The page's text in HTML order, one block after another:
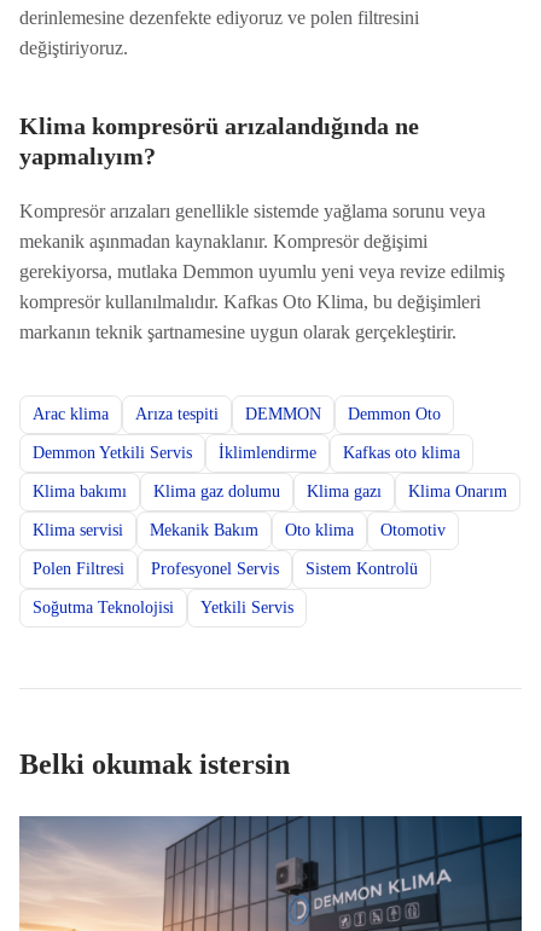
derinlemesine dezenfekte ediyoruz ve polen filtresini
değiştiriyoruz.
Klima kompresörü arızalandığında ne
yapmalıyım?
Kompresör arızaları genellikle sistemde yağlama sorunu veya
mekanik aşınmadan kaynaklanır. Kompresör değişimi
gerekiyorsa, mutlaka Demmon uyumlu yeni veya revize edilmiş
kompresör kullanılmalıdır. Kafkas Oto Klima, bu değişimleri
markanın teknik şartnamesine uygun olarak gerçekleştirir.
Arac klima Arıza tespiti DEMMON Demmon Oto
Demmon Yetkili Servis İklimlendirme Kafkas oto klima
Klima bakımı Klima gaz dolumu Klima gazı Klima Onarım
Klima servisi Mekanik Bakım Oto klima Otomotiv
Polen Filtresi Profesyonel Servis Sistem Kontrolü
Soğutma Teknolojisi Yetkili Servis
Belki okumak istersin